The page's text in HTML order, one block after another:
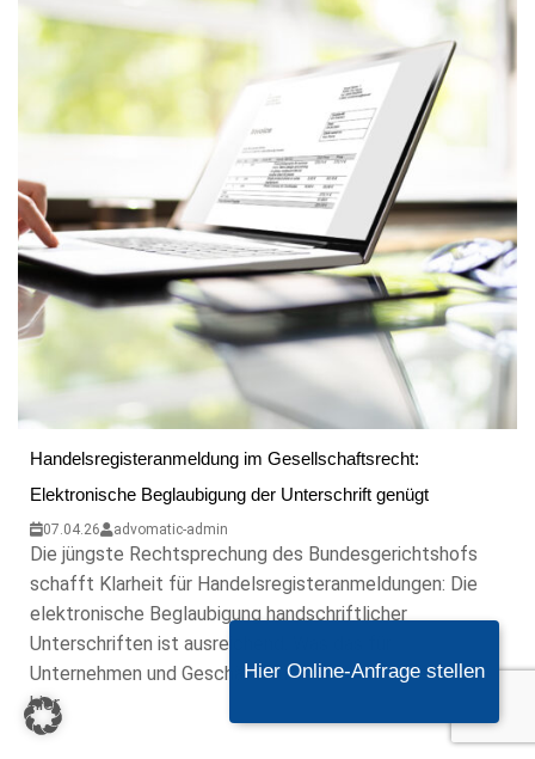
Handelsregisteranmeldung im Gesellschaftsrecht:
Elektronische Beglaubigung der Unterschrift genügt
07.04.26 advomatic-admin
Die jüngste Rechtsprechung des Bundesgerichtshofs
schafft Klarheit für Handelsregisteranmeldungen: Die
elektronische Beglaubigung handschriftlicher
Unterschriften ist ausreichend. Was das für
Unternehmen und Geschäftsführer bedeutet, lesen Sie
hier.
Hier Online-Anfrage stellen